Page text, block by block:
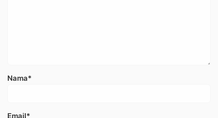
Nama*
Email*